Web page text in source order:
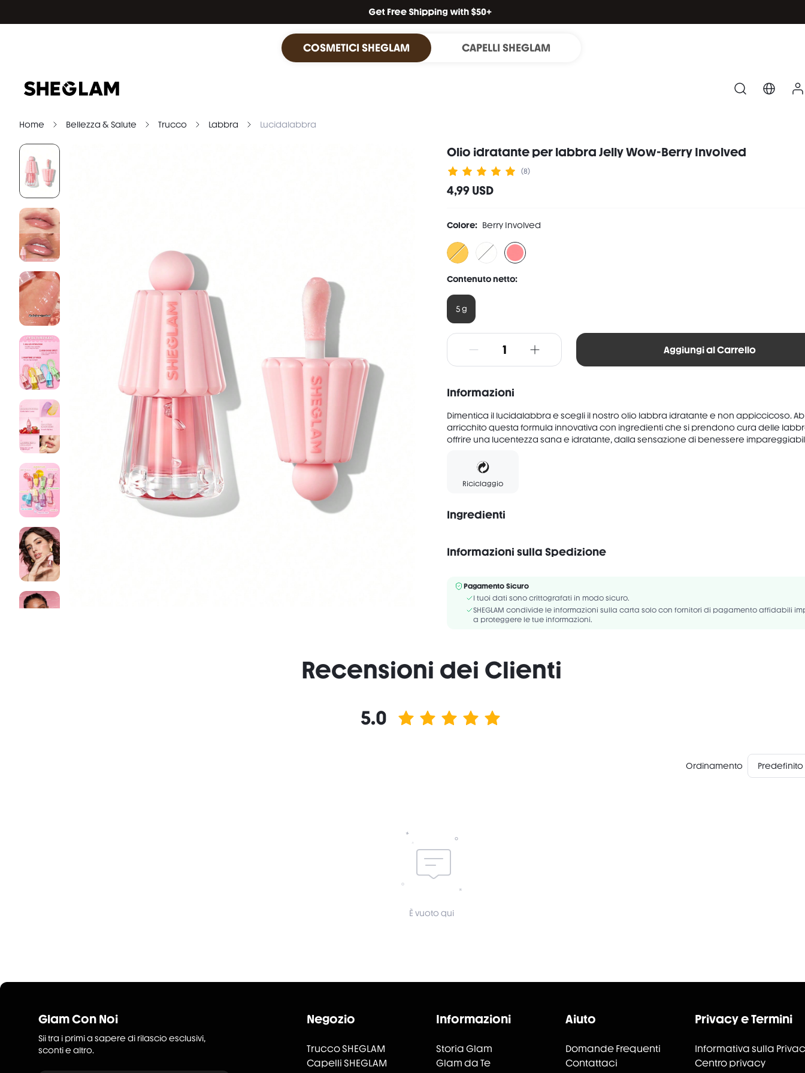
COSMETICI SHEGLAM CAPELLI SHEGLAM
Home Bellezza & Salute Trucco Labbra Lucidalabbra
Olio idratante per labbra Jelly Wow-Berry Involved
(8)
4,99 USD
Colore: Berry Involved
Contenuto netto:
5 g
Aggiungi al Carrello
Informazioni
Dimentica il lucidalabbra e scegli il nostro olio labbra idratante e non appiccicoso.
arricchito questa formula innovativa con ingredienti che si prendono cura delle
offrire una lucentezza sana e idratante, dalla sensazione di benessere
Riciclaggio
Ingredienti
ETHYLHEXYL PALMITATE, HYDROGENATED STYRENE/ISOPRENE COPOLYMER, PHENYL
CAPRYLYL GLYCOL, GLYCERYL ACETATE, TOCOPHERYL ACETATE, ETHYLHEXYLGLYCERIN,
FRAGRANCE/PARFUM, PENTAERYTHRITYL TETRA-DI-T-BUTYL HYDROXYHYDROCINNAMATE, LITHOS...
Informazioni sulla Spedizione
Pagamento Sicuro
I tuoi dati sono crittografati in modo sicuro.
SHEGLAM condivide le informazioni sulla carta solo con fornitori di pagamento affidabili
a proteggere le tue informazioni.
Recensioni dei Clienti
5.0
Ordinamento Predefinito
È vuoto qui
Glam Con Noi
Sii tra i primi a sapere di rilascio esclusivi,
sconti e altro.
Negozio
Trucco SHEGLAM
Capelli SHEGLAM
Informazioni
Storia Glam
Glam da Te
Aiuto
Domande Frequenti
Contattaci
Privacy e Termini
Informativa sulla
Centro privacy